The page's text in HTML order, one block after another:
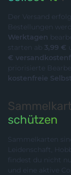
Der Versand
Bestellungen
Werktagen
starten ab 3,99 €
€
priorisierte
kostenfreie
schützen
Sammelkarten
Leidenschaft,
findest du nicht
und eine aktive